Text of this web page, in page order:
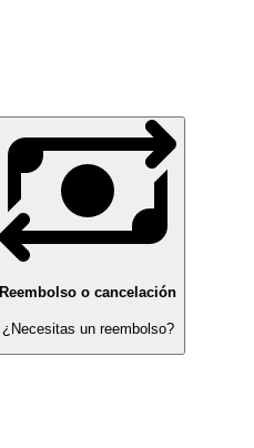
Reembolso o cancelación
¿Necesitas un reembolso?